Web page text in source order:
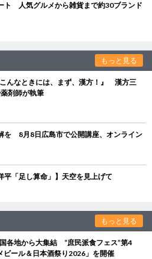
ト 人気グルメから雑貨まで約30ブランド
もっと見る
んなときには、まず、漢方！』 漢方三
剤師が執筆
を 8月8日広島市で公開講座、オンライン
平「足し算命」】天空を見上げて
もっと見る
各地から大集結 “庶民派食フェス”第4
ビール＆日本酒祭り2026」を開催